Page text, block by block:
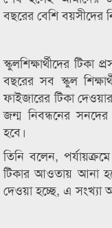
বছরের বেশি বয়সীদের
স্কুলশিক্ষার্থীদের
বছরের সব স্কুল
ফাইজারের টিকা দেওয়ার
জন্ম নিবন্ধনের সনদের
হবে।
তিনি বলেন,
টিকার আওতায় আনা
দেওয়া হচ্ছে, এ সংখ্যা